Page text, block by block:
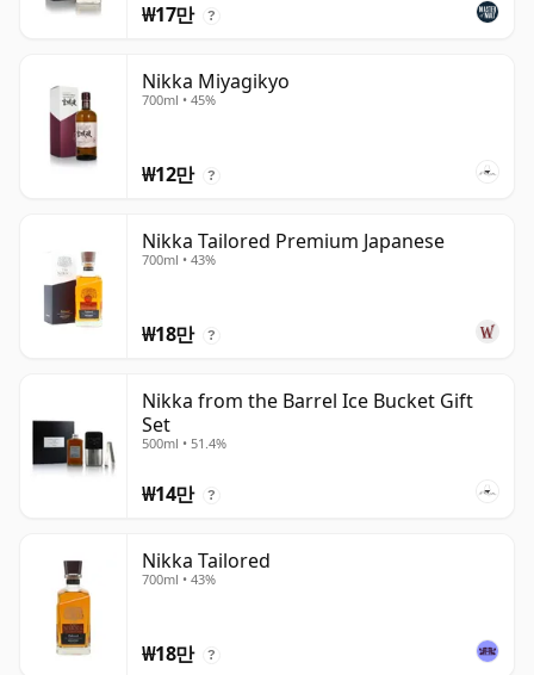
₩17만 ?
Nikka Miyagikyo
700ml • 45%
₩12만 ?
Nikka Tailored Premium Japanese
700ml • 43%
₩18만 ?
Nikka from the Barrel Ice Bucket Gift
Set
500ml • 51.4%
₩14만 ?
Nikka Tailored
700ml • 43%
₩18만 ?